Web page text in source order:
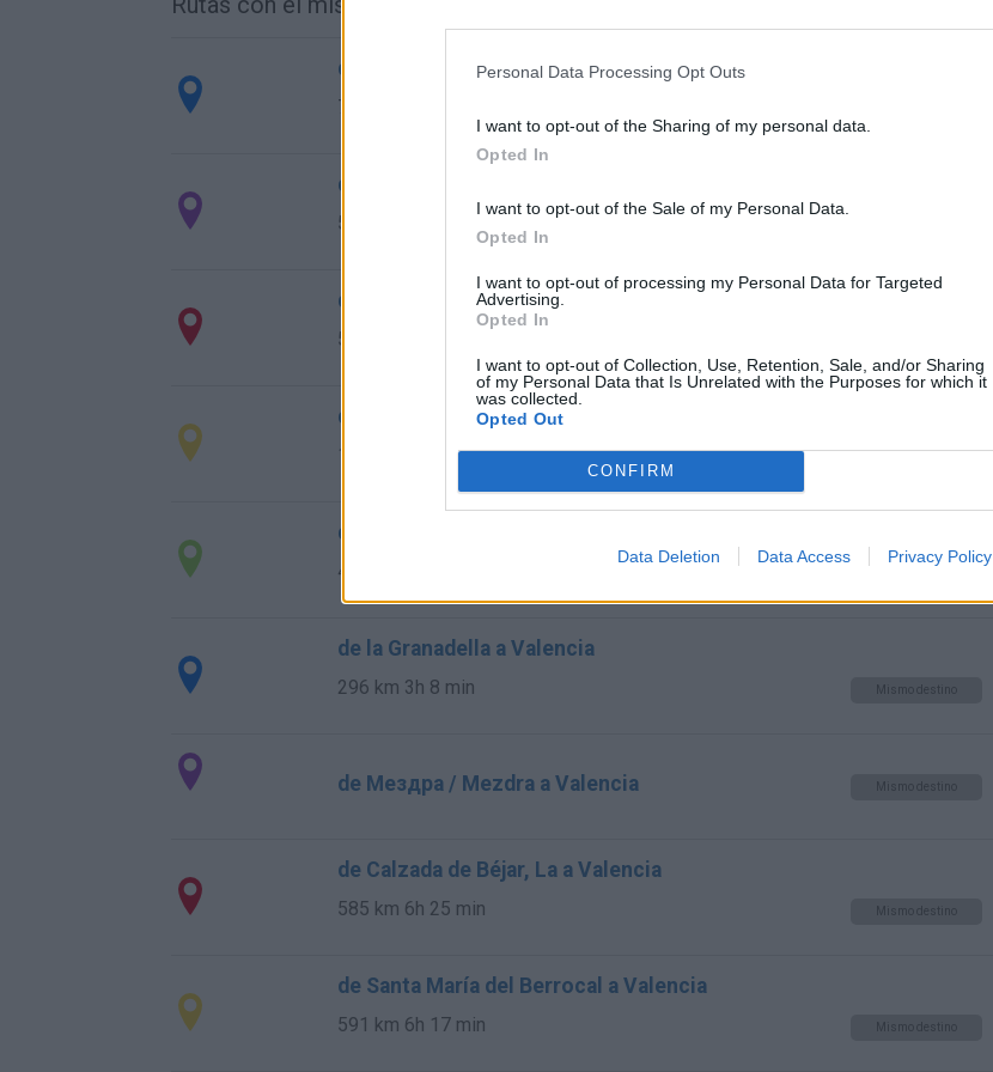
Personal Data Processing Opt Outs
I want to opt-out of the Sharing of my personal data.
Opted In
I want to opt-out of the Sale of my Personal Data.
Opted In
I want to opt-out of processing my Personal Data for Targeted
Advertising.
Opted In
I want to opt-out of Collection, Use, Retention, Sale, and/or Sharing
of my Personal Data that Is Unrelated with the Purposes for which it
was collected.
Opted Out
CONFIRM
Data Deletion Data Access Privacy Policy
de Caminomorisco a Valencia
742 km
de Villodrigo a Valencia
578 km
de Arenillas de Riopisuerga a Valencia
570 km
de Kreisfreie Stadt Essen a Valencia
1.841 km 16h 54 min
de Grado, El a Valencia
411 km
de la Granadella a Valencia
296 km 3h 8 min Mismo destino
de Мездра / Mezdra a Valencia Mismo destino
de Calzada de Béjar, La a Valencia
585 km 6h 25 min Mismo destino
de Santa María del Berrocal a Valencia
591 km 6h 17 min Mismo destino